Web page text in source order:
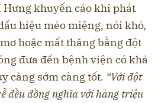
Hưng khuyến cáo khi phát
hiệu méo miệng, nói khó,
hoặc mất thăng bằng đột
đưa đến bệnh viện có khả
càng sớm càng tốt. “Với đột
đều đồng nghĩa với hàng triệu